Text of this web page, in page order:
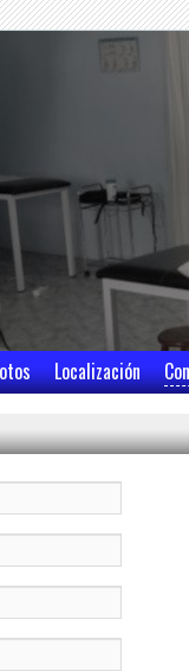
Localización